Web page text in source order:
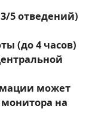
5 отведений)
(до 4 часов)
может
монитора на